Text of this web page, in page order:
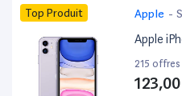
Top Produit Apple -
Apple
215 offres